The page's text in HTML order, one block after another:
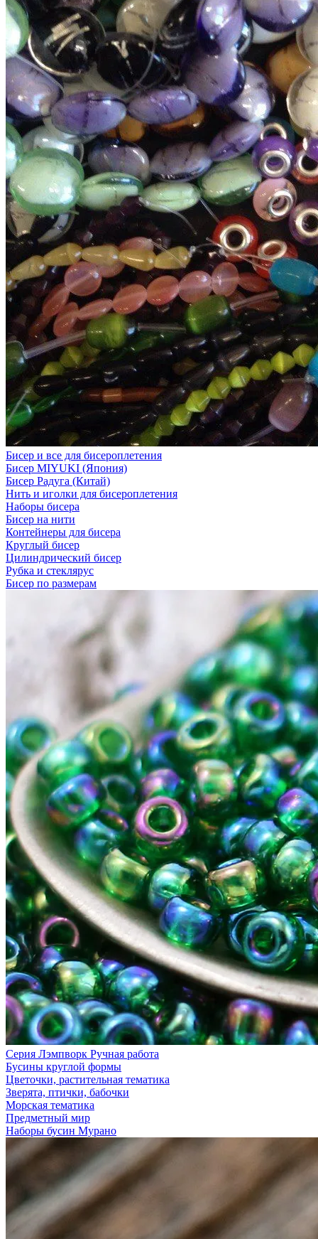
Бисер и все для бисероплетения
Бисер MIYUKI (Япония)
Бисер Радуга (Китай)
Нить и иголки для бисероплетения
Наборы бисера
Бисер на нити
Контейнеры для бисера
Круглый бисер
Цилиндрический бисер
Рубка и стеклярус
Бисер по размерам
Серия Лэмпворк Ручная работа
Бусины круглой формы
Цветочки, растительная тематика
Зверята, птички, бабочки
Морская тематика
Предметный мир
Наборы бусин Мурано